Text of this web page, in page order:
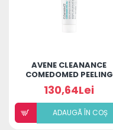
AVENE CLEANANCE
COMEDOMED PEELING
CREMA INTENSIVA
IMPOTRIVA COSURILOR
40ML
130,64Lei
ADAUGÃ ÎN COȘ